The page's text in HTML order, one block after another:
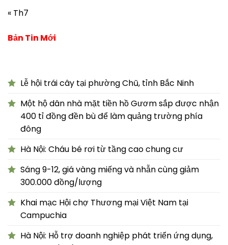
« Th7
Bản Tin Mới
Lễ hội trái cây tại phường Chũ, tỉnh Bắc Ninh
Một hộ dân nhà mặt tiền hồ Gươm sắp được nhận
400 tỉ đồng đền bù để làm quảng trường phía
đông
Hà Nội: Cháu bé rơi từ tầng cao chung cư
Sáng 9-12, giá vàng miếng và nhẫn cùng giảm
300.000 đồng/lượng
Khai mạc Hội chợ Thương mại Việt Nam tại
Campuchia
Hà Nội: Hỗ trợ doanh nghiệp phát triển ứng dụng,